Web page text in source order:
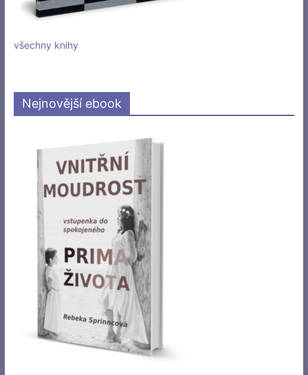
všechny knihy
Nejnovější ebook